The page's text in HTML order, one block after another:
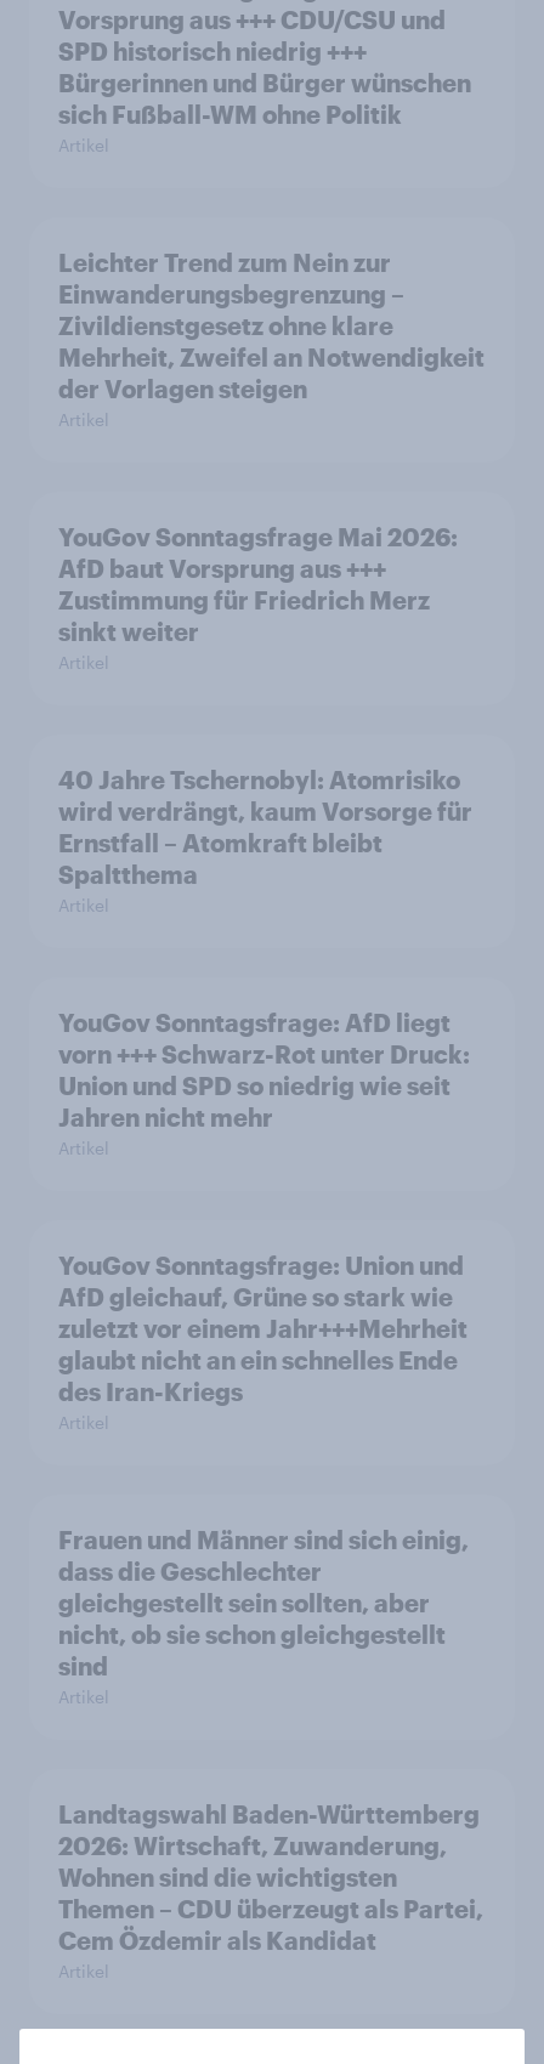
Vorsprung aus +++ CDU/CSU und
SPD historisch niedrig +++
Bürgerinnen und Bürger wünschen
sich Fußball-WM ohne Politik
Artikel
Leichter Trend zum Nein zur
Einwanderungsbegrenzung –
Zivildienstgesetz ohne klare
Mehrheit, Zweifel an Notwendigkeit
der Vorlagen steigen
Artikel
YouGov Sonntagsfrage Mai 2026:
AfD baut Vorsprung aus +++
Zustimmung für Friedrich Merz
sinkt weiter
Artikel
40 Jahre Tschernobyl: Atomrisiko
wird verdrängt, kaum Vorsorge für
Ernstfall – Atomkraft bleibt
Spaltthema
Artikel
YouGov Sonntagsfrage: AfD liegt
vorn +++ Schwarz-Rot unter Druck:
Union und SPD so niedrig wie seit
Jahren nicht mehr
Artikel
YouGov Sonntagsfrage: Union und
AfD gleichauf, Grüne so stark wie
zuletzt vor einem Jahr+++Mehrheit
glaubt nicht an ein schnelles Ende
des Iran-Kriegs
Artikel
Frauen und Männer sind sich einig,
dass die Geschlechter
gleichgestellt sein sollten, aber
nicht, ob sie schon gleichgestellt
sind
Artikel
Landtagswahl Baden-Württemberg
2026: Wirtschaft, Zuwanderung,
Wohnen sind die wichtigsten
Themen – CDU überzeugt als Partei,
Cem Özdemir als Kandidat
Artikel